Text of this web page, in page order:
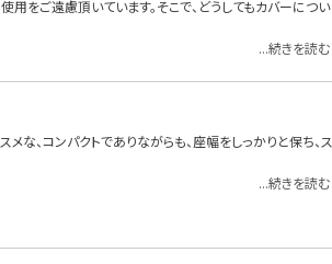
をご遠慮頂いています。そこで、どうしてもカバーについ
...続きを読む
な、コンパクトでありながらも、座幅をしっかりと保ち、ス
...続きを読む